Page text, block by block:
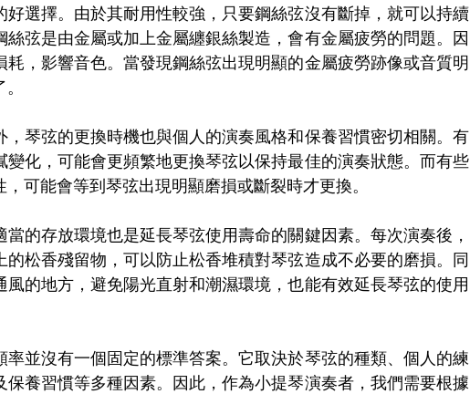
選擇。由於其耐用性較強，只要鋼絲弦沒有斷掉，就可以持續
弦是由金屬或加上金屬纏銀絲製造，會有金屬疲勞的問題。因
，影響音色。當發現鋼絲弦出現明顯的金屬疲勞跡像或音質明
琴弦的更換時機也與個人的演奏風格和保養習慣密切相關。有
化，可能會更頻繁地更換琴弦以保持最佳的演奏狀態。而有些
可能會等到琴弦出現明顯磨損或斷裂時才更換。
的存放環境也是延長琴弦使用壽命的關鍵因素。每次演奏後，
松香殘留物，可以防止松香堆積對琴弦造成不必要的磨損。同
的地方，避免陽光直射和潮濕環境，也能有效延長琴弦的使用
並沒有一個固定的標準答案。它取決於琴弦的種類、個人的練
養習慣等多種因素。因此，作為小提琴演奏者，我們需要根據